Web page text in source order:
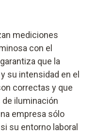
mediciones
con el
que la
su intensidad en el
correctas y que
iluminación
empresa sólo
su entorno laboral